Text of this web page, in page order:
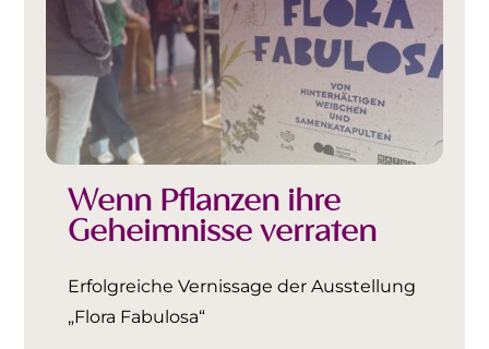
Wenn Pflanzen ihre
Geheimnisse verraten
Erfolgreiche Vernissage der Ausstellung
„Flora Fabulosa“